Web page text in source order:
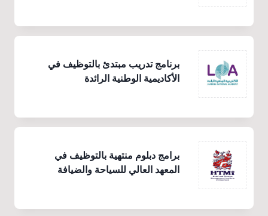
برنامج تدريب مبتدئ بالتوظيف في
الأكاديمية الوطنية الرائدة
برامج دبلوم منتهية بالتوظيف في
المعهد العالي للسياحة والضيافة